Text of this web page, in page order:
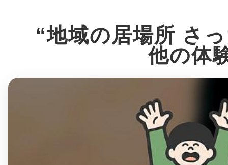
“地域の居場所 さ
他の体
ヘルプ